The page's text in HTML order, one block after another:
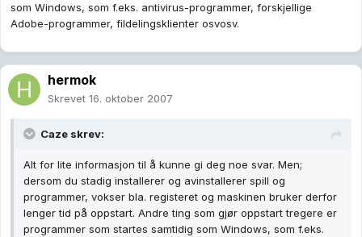
som Windows, som f.eks. antivirus-programmer, forskjellige
Adobe-programmer, fildelingsklienter osvosv.
hermok
Skrevet 16. oktober 2007
Caze skrev:
Alt for lite informasjon til å kunne gi deg noe svar. Men;
dersom du stadig installerer og avinstallerer spill og
programmer, vokser bla. registeret og maskinen bruker derfor
lenger tid på oppstart. Andre ting som gjør oppstart tregere er
programmer som startes samtidig som Windows, som f.eks.